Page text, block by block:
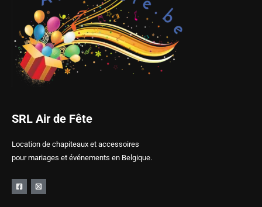
SRL Air de Fête
Location de chapiteaux et accessoires
pour mariages et événements en Belgique.